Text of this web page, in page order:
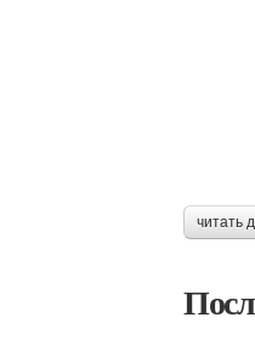
читать